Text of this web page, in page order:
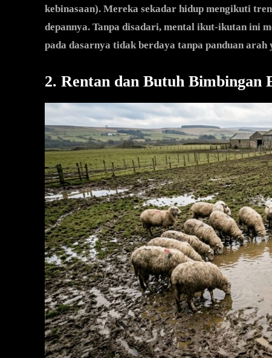
kebinasaan). Mereka sekadar hidup mengikuti
depannya. Tanpa disadari, mental ikut-ikutan ini
pada dasarnya tidak berdaya tanpa panduan arah
2. Rentan dan Butuh Bimbingan